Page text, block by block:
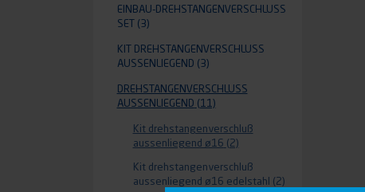
EINBAU-DREHSTANGENVERSCHLUSS
SET (3)
KIT DREHSTANGENVERSCHLUSS A
USSENLIEGEND
(3)
DREHSTANGENVERSCHLUSS
AUSSENLIEGEND (11)
Kit drehstangenverschluß
aussenliegend ø16 (2)
Kit drehstangenverschluß
aussenliegend ø16 edelstahl (2)